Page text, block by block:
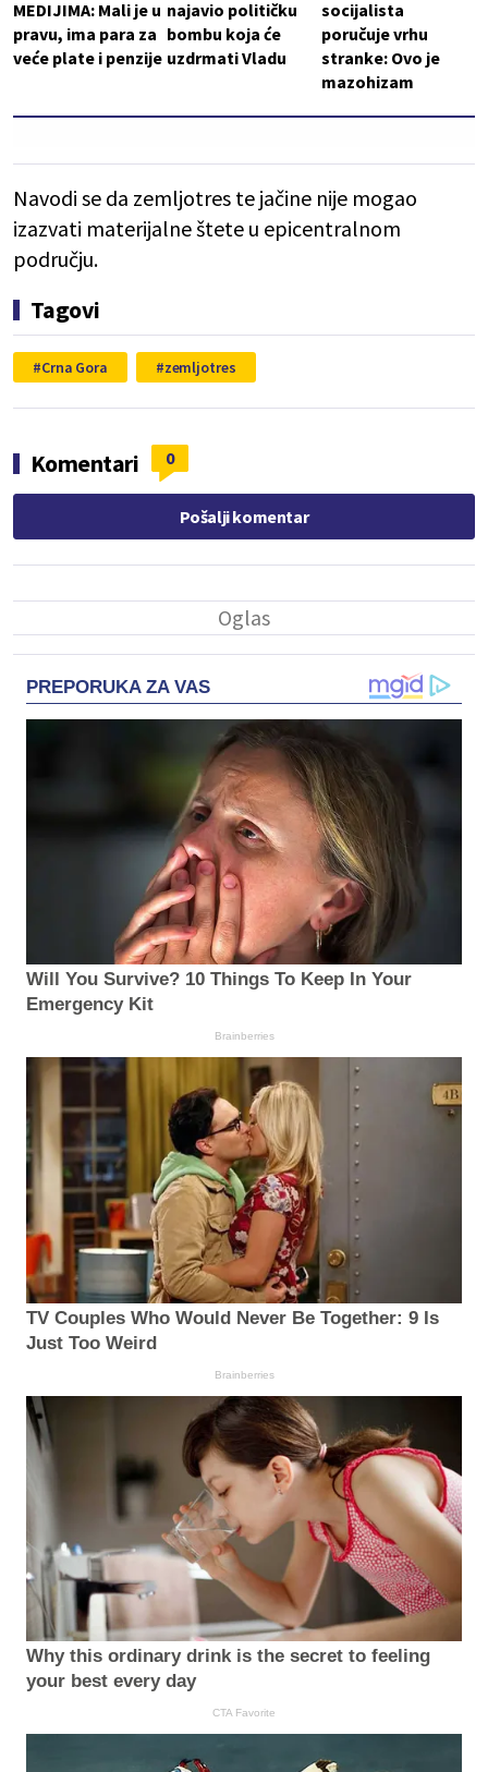
MEDIJIMA: Mali je u
pravu, ima para za
veće plate i penzije
najavio političku
bombu koja će
uzdrmati Vladu
socijalista
poručuje vrhu
stranke: Ovo je
mazohizam
Navodi se da zemljotres te jačine nije mogao
izazvati materijalne štete u epicentralnom
području.
Tagovi
Crna Gora zemljotres
Komentari 0
Pošalji komentar
PREPORUKA ZA VAS
Will You Survive? 10 Things To Keep In Your
Emergency Kit
Brainberries
TV Couples Who Would Never Be Together: 9 Is
Just Too Weird
Brainberries
Why this ordinary drink is the secret to feeling
your best every day
CTA Favorite